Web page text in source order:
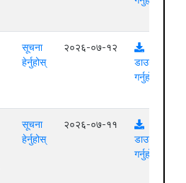
सूचना
हेर्नुहोस्
२०२६-०७-१२
डाउनलोड
गर्नुहोस्
सूचना
हेर्नुहोस्
२०२६-०७-११
डाउनलोड
गर्नुहोस्